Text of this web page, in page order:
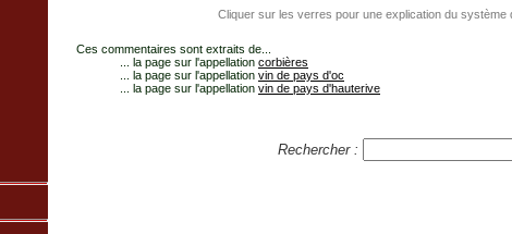
Cliquer sur les verres pour une explication du système
Ces commentaires sont extraits de...
... la page sur l'appellation corbières
... la page sur l'appellation vin de pays d'oc
... la page sur l'appellation vin de pays d'hauterive
Rechercher :